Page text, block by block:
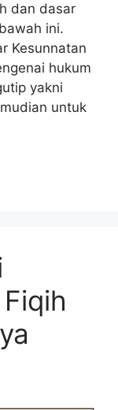
dan dasar
ini.
Kesunnatan
hukum
yakni
untuk